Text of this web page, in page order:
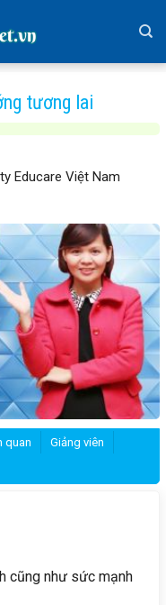
tương lai
Educare Việt Nam
quan
Giảng viên
cũng như sức mạnh